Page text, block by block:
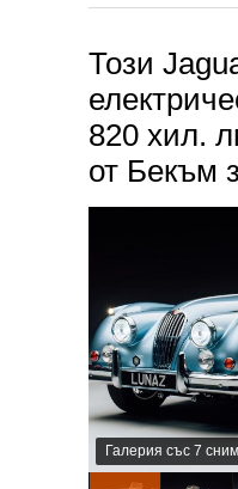
Този
820 хил.
от Бекъм
Галерия със 7